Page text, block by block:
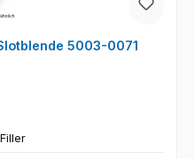
5003-0071